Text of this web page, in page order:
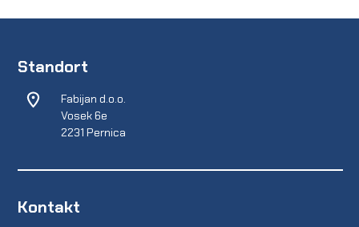
Standort
Fabijan d.o.o.
Vosek 6e
2231 Pernica
Kontakt